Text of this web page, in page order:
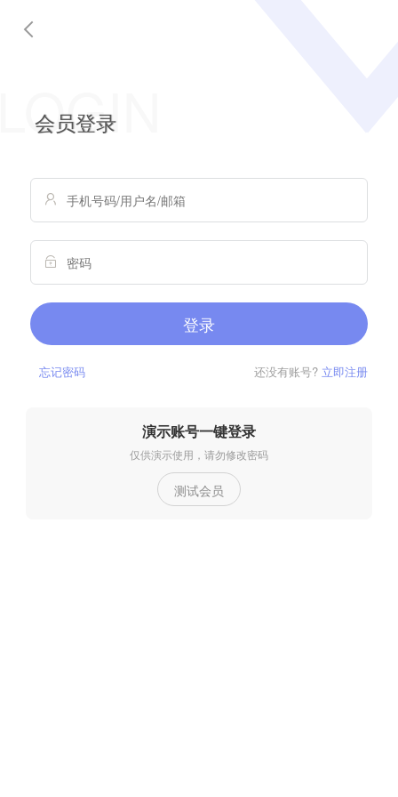

会员登录
忘记密码 还没有账号? 立即注册
演示账号一键登录
仅供演示使用，请勿修改密码
测试会员